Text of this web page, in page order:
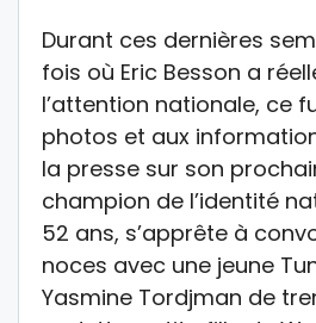
Durant ces dernières
fois où Eric Besson a
l’attention nationale, ce
photos et aux
la presse sur son
champion de l’identité
52 ans, s’apprête à
noces avec une jeune
Yasmine Tordjman de